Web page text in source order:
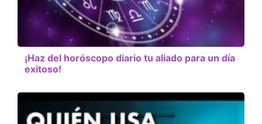
¡Haz del horóscopo diario tu aliado para un día
exitoso!